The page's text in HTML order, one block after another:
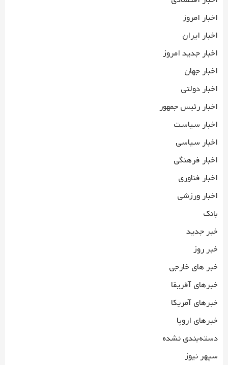
اخبار امروز
اخبار ایران
اخبار جدید امروز
اخبار جهان
اخبار دولتی
اخبار رئیس جمهور
اخبار سیاست
اخبار سیاسی
اخبار فرهنگی
اخبار فناوری
اخبار ورزشی
بانک
خبر جدید
خبر روز
خبر های خارجی
خبرهای آفریقا
خبرهای آمریکا
خبرهای اروپا
دسته‌بندی نشده
سپهر نیوز